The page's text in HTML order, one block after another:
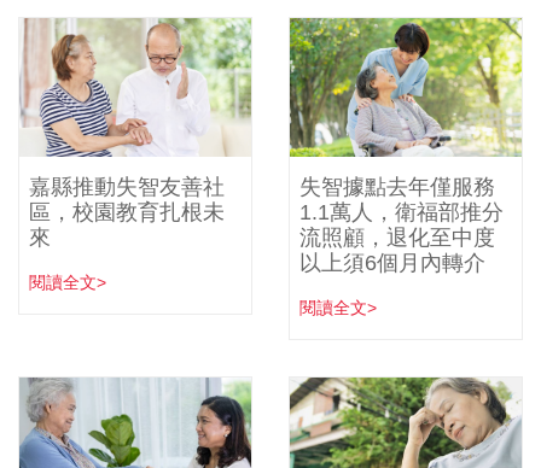
嘉縣推動失智友善社
區，校園教育扎根未
來
閱讀全文>
失智據點去年僅服務
1.1萬人，衛福部推分
流照顧，退化至中度
以上須6個月內轉介
閱讀全文>